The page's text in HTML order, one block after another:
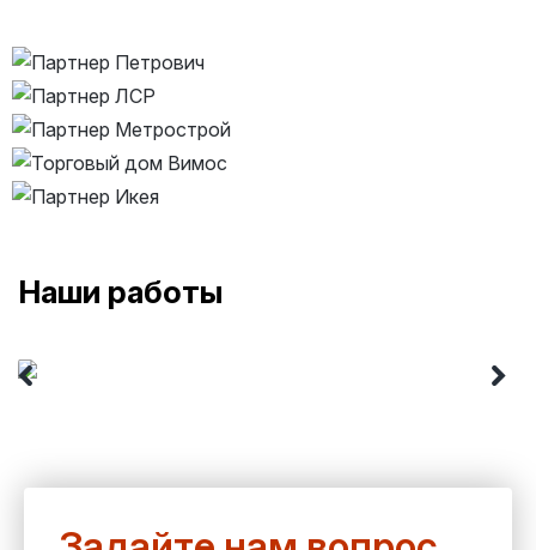
Наши работы